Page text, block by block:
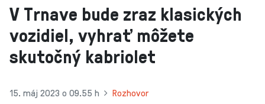
V Trnave bude zraz klasických
vozidiel, vyhrať môžete
skutočný kabriolet
15. máj 2023 o 09.55 h Rozhovor